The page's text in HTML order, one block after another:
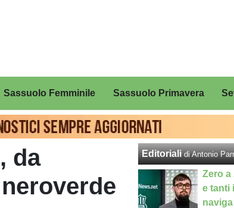
Sassuolo Femminile Sassuolo Primavera
da
Editoriali di Antonio
Zero a
e tanti